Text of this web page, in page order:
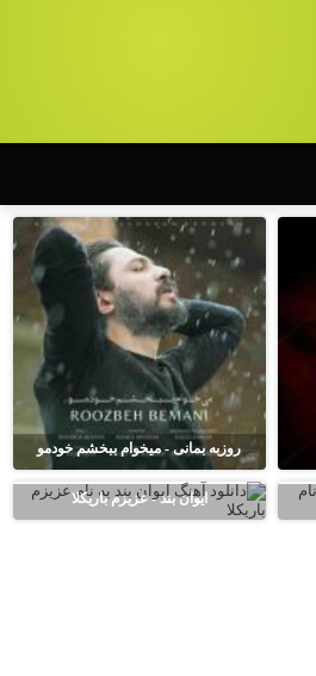
روزبه بمانی - میخوام ببخشم خودمو
ایوان بند - عزیزم باریکلا